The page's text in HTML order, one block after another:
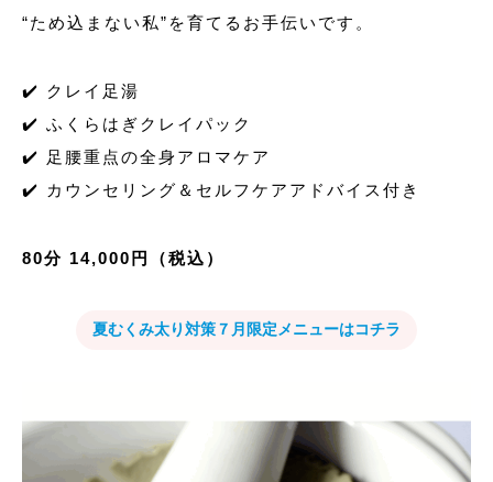
“ため込まない私”を育てるお手伝いです。
✔️ クレイ足湯
✔️ ふくらはぎクレイパック
✔️ 足腰重点の全身アロマケア
✔️ カウンセリング＆セルフケアアドバイス付き
80分 14,000円（税込）
夏むくみ太り対策７月限定メニューはコチラ